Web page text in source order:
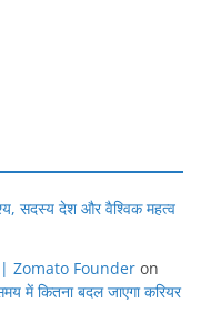
सदस्य देश और वैश्विक महत्व
Zomato Founder on
कितना बदल जाएगा करियर